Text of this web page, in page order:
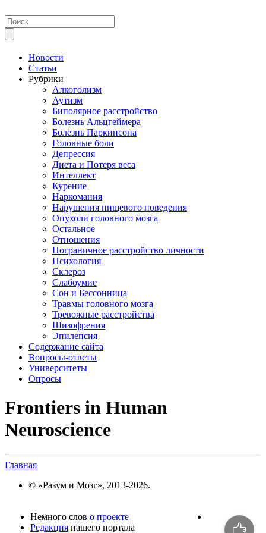
Новости
Статьи
Рубрики
Алкоголизм
Аутизм
Биполярное расстройство
Болезнь Альцгеймера
Болезнь Паркинсона
Головные боли
Депрессия
Диета и Потеря веса
Интеллект
Курение
Наркомания
Нарушения пищевого поведения
Опухоли головного мозга
Остальное
Отношения
Пограничное расстройство личности
Психология
Склероз
Слабоумие
Сон и Бессонница
Травмы головного мозга
Тревожные расстройства
Шизофрения
Эпилепсия
Содержание сайта
Вопросы-ответы
Университеты
Опросы
Frontiers in Human
Neuroscience
Главная
© «Разум и Мозг», 2013-2026.
Немного слов о проекте
Редакция нашего портала